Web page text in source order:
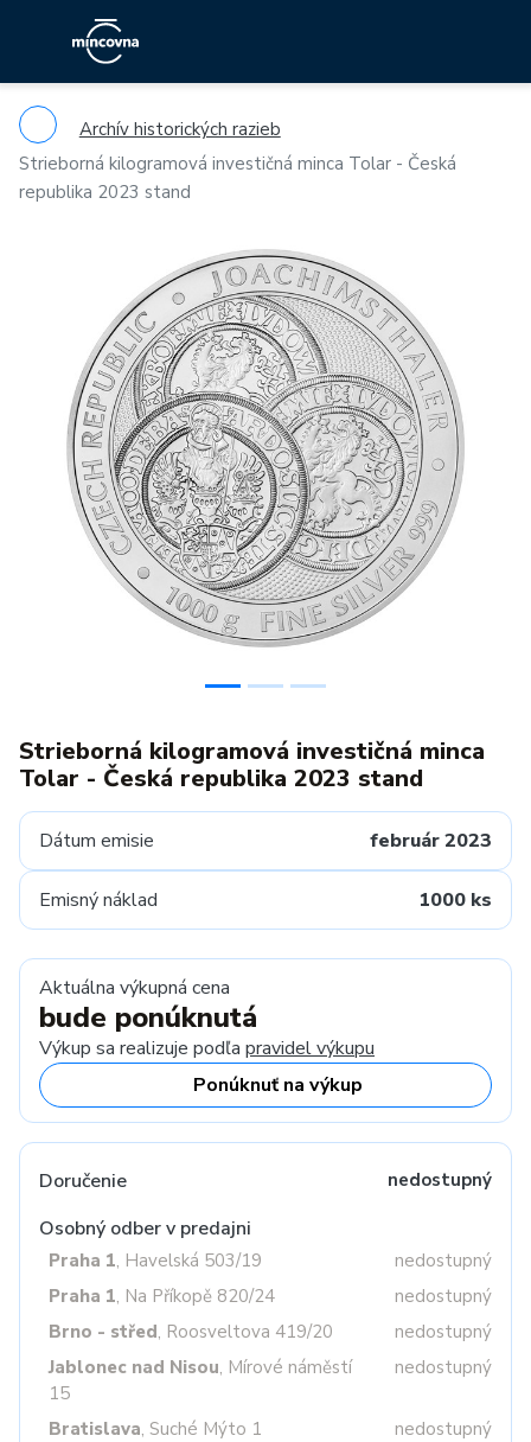
Archív historických razieb
Strieborná kilogramová investičná minca Tolar - Česká
republika 2023 stand
Previous
Strieborná kilogramová investičná minca
Tolar - Česká republika 2023 stand
Dátum emisie február 2023
Emisný náklad 1000 ks
Aktuálna výkupná cena
bude ponúknutá
Výkup sa realizuje podľa pravidel výkupu
Ponúknuť na výkup
Doručenie nedostupný
Osobný odber v predajni
Praha 1, Havelská 503/19
nedostupný
Praha 1, Na Příkopě 820/24
nedostupný
Brno - střed, Roosveltova 419/20
nedostupný
Jablonec nad Nisou, Mírové náměstí
15
nedostupný
Bratislava, Suché Mýto 1 nedostupný